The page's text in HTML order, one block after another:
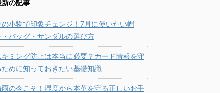
新の記事
の小物で印象チェンジ！7月に使いたい帽
・バッグ・サンダルの選び方
キミング防止は本当に必要？カード情報を守
ために知っておきたい基礎知識
雨の今こそ！湿度から本革を守る正しいお手